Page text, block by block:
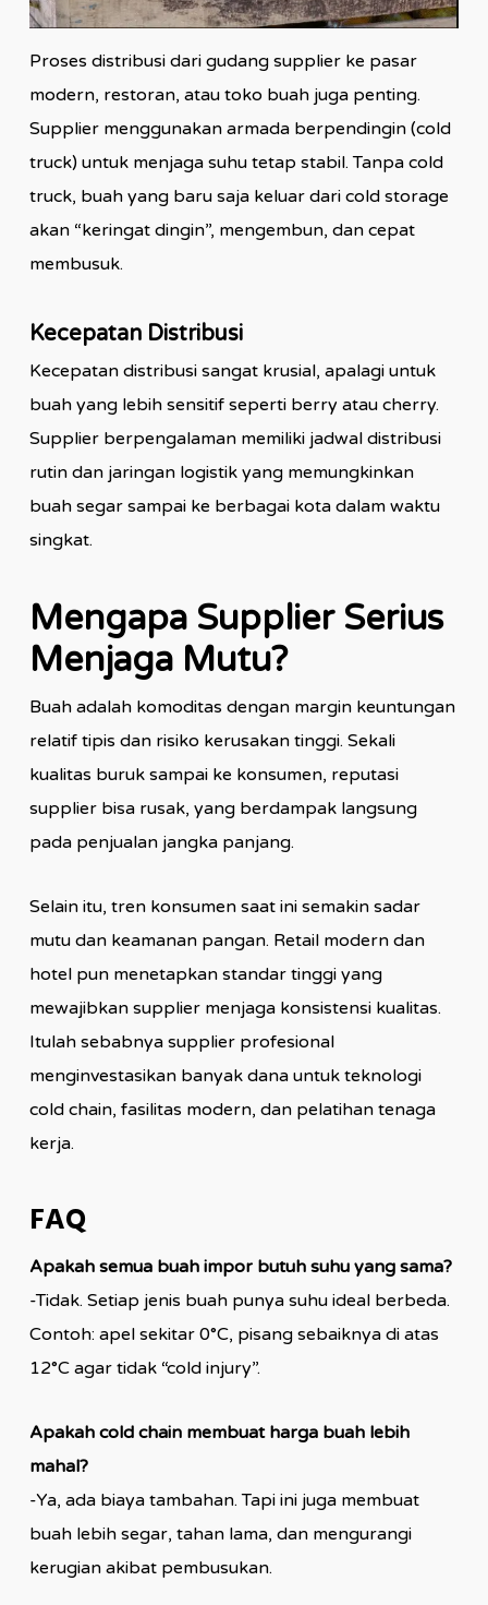
Proses distribusi dari gudang supplier ke pasar
modern, restoran, atau toko buah juga penting.
Supplier menggunakan armada berpendingin (cold
truck) untuk menjaga suhu tetap stabil. Tanpa cold
truck, buah yang baru saja keluar dari cold storage
akan “keringat dingin”, mengembun, dan cepat
membusuk.
Kecepatan Distribusi
Kecepatan distribusi sangat krusial, apalagi untuk
buah yang lebih sensitif seperti berry atau cherry.
Supplier berpengalaman memiliki jadwal distribusi
rutin dan jaringan logistik yang memungkinkan
buah segar sampai ke berbagai kota dalam waktu
singkat.
Mengapa Supplier Serius
Menjaga Mutu?
Buah adalah komoditas dengan margin keuntungan
relatif tipis dan risiko kerusakan tinggi. Sekali
kualitas buruk sampai ke konsumen, reputasi
supplier bisa rusak, yang berdampak langsung
pada penjualan jangka panjang.
Selain itu, tren konsumen saat ini semakin sadar
mutu dan keamanan pangan. Retail modern dan
hotel pun menetapkan standar tinggi yang
mewajibkan supplier menjaga konsistensi kualitas.
Itulah sebabnya supplier profesional
menginvestasikan banyak dana untuk teknologi
cold chain, fasilitas modern, dan pelatihan tenaga
kerja.
FAQ
Apakah semua buah impor butuh suhu yang sama?
-Tidak. Setiap jenis buah punya suhu ideal berbeda.
Contoh: apel sekitar 0°C, pisang sebaiknya di atas
12°C agar tidak “cold injury”.
Apakah cold chain membuat harga buah lebih
mahal?
-Ya, ada biaya tambahan. Tapi ini juga membuat
buah lebih segar, tahan lama, dan mengurangi
kerugian akibat pembusukan.